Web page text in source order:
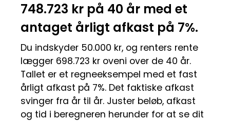
748.723 kr på 40 år med et
antaget årligt afkast på 7%.
Du indskyder 50.000 kr, og renters rente
lægger 698.723 kr oveni over de 40 år.
Tallet er et regneeksempel med et fast
årligt afkast på 7%. Det faktiske afkast
svinger fra år til år. Juster beløb, afkast
og tid i beregneren herunder for at se dit